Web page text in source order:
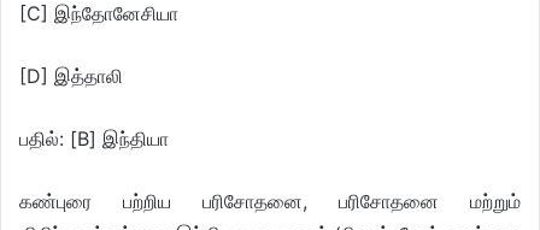
[C] இந்தோனேசியா
[D] இத்தாலி
பதில்: [B] இந்தியா
கண்புரை பற்றிய பரிசோதனை, பரிசோதனை மற்றும்